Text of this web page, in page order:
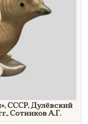
, СССР, Дулёвский
Сотников А.Г.